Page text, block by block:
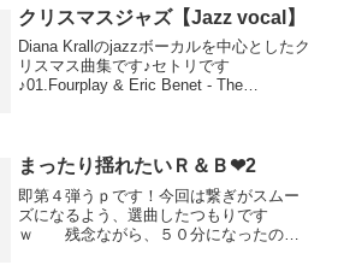
ぎました。 繋ぎはﾄｰｼﾛです。 収録曲
は全部で70曲！...
クリスマスジャズ【Jazz vocal】
Diana Krallのjazzボーカルを中心としたク
リスマス曲集です♪セトリです
♪01.Fourplay & Eric Benet - The
まったり揺れたいＲ＆Ｂ❤2
即第４弾うｐです！今回は繋ぎがスムー
ズになるよう、選曲したつもりです
ｗ 残念ながら、５０分になったの